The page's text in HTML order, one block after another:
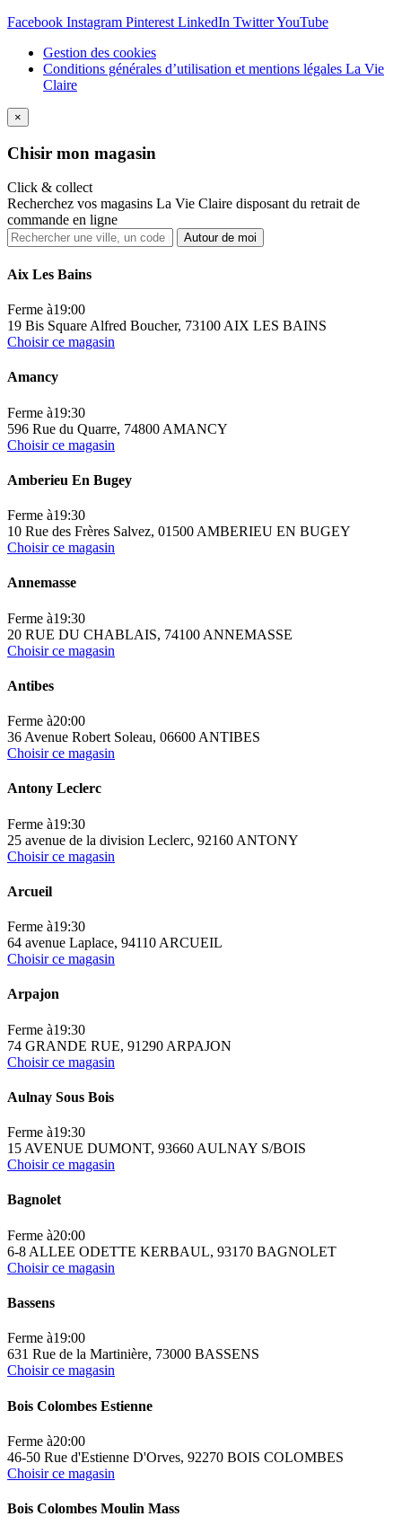
Facebook Instagram Pinterest LinkedIn TwitterYouTube
Gestion des cookies
Conditions générales d’utilisation et mentions légales La Vie
Claire
×
Chisir mon magasin
Click & collect
Recherchez vos magasins La Vie Claire disposant du retrait de
commande en ligne
Autour de moi
Aix Les Bains
Ferme à19:00
19 Bis Square Alfred Boucher, 73100 AIX LES BAINS
Choisir ce magasin
Amancy
Ferme à19:30
596 Rue du Quarre, 74800 AMANCY
Choisir ce magasin
Amberieu En Bugey
Ferme à19:30
10 Rue des Frères Salvez, 01500 AMBERIEU EN BUGEY
Choisir ce magasin
Annemasse
Ferme à19:30
20 RUE DU CHABLAIS, 74100 ANNEMASSE
Choisir ce magasin
Antibes
Ferme à20:00
36 Avenue Robert Soleau, 06600 ANTIBES
Choisir ce magasin
Antony Leclerc
Ferme à19:30
25 avenue de la division Leclerc, 92160 ANTONY
Choisir ce magasin
Arcueil
Ferme à19:30
64 avenue Laplace, 94110 ARCUEIL
Choisir ce magasin
Arpajon
Ferme à19:30
74 GRANDE RUE, 91290 ARPAJON
Choisir ce magasin
Aulnay Sous Bois
Ferme à19:30
15 AVENUE DUMONT, 93660 AULNAY S/BOIS
Choisir ce magasin
Bagnolet
Ferme à20:00
6-8 ALLEE ODETTE KERBAUL, 93170 BAGNOLET
Choisir ce magasin
Bassens
Ferme à19:00
631 Rue de la Martinière, 73000 BASSENS
Choisir ce magasin
Bois Colombes Estienne
Ferme à20:00
46-50 Rue d'Estienne D'Orves, 92270 BOIS COLOMBES
Choisir ce magasin
Bois Colombes Moulin Mass